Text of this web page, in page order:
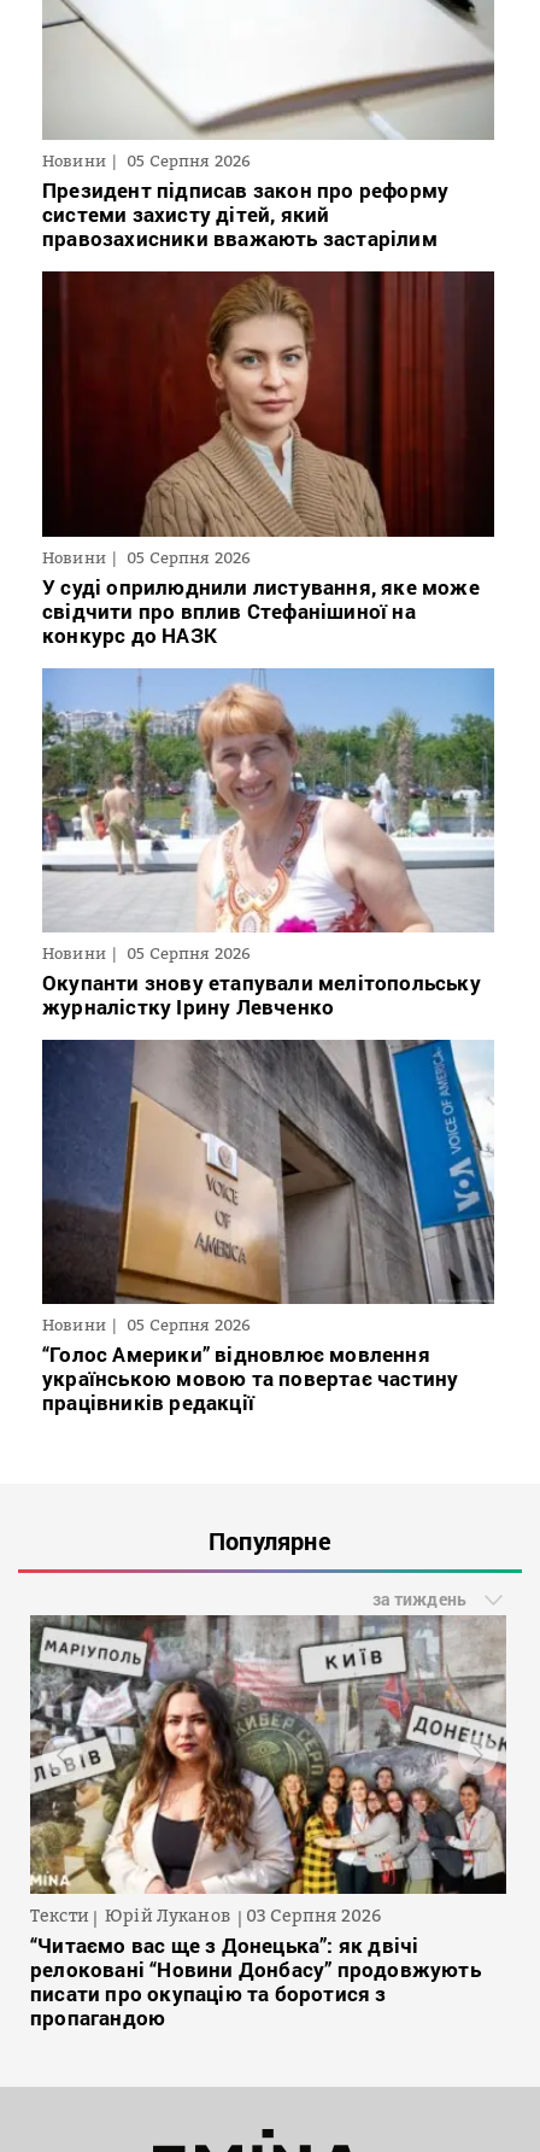
Новини 05 Серпня 2026
Президент підписав закон про реформу
системи захисту дітей, який
правозахисники вважають застарілим
Новини 05 Серпня 2026
У суді оприлюднили листування, яке може
свідчити про вплив Стефанішиної на
конкурс до НАЗК
Новини 05 Серпня 2026
Окупанти знову етапували мелітопольську
журналістку Ірину Левченко
Новини 05 Серпня 2026
“Голос Америки” відновлює мовлення
українською мовою та повертає частину
працівників редакції
Популярне
за тиждень
Тексти Юрій Луканов 03 Серпня 2026
“Читаємо вас ще з Донецька”: як двічі
релоковані “Новини Донбасу” продовжують
писати про окупацію та боротися з
пропагандою